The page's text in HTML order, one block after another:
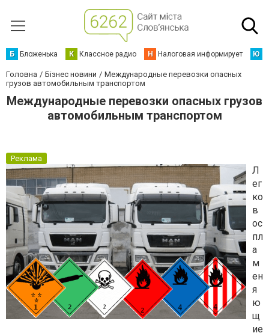
Б Бложенька К Классное радио Н Налоговая информирует Ю
Головна Бізнес новини
Международные перевозки опасных
грузов автомобильным транспортом
Международные перевозки опасных грузов
автомобильным транспортом
Реклама
Л
ег
ко
в
ос
пл
а
м
ен
я
ю
щ
ие